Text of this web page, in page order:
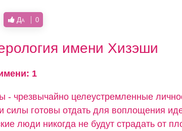
Да 0
имени Хизэши
1
- чрезвычайно целеустремленные
силы готовы отдать для воплощения
люди никогда не будут страдать от